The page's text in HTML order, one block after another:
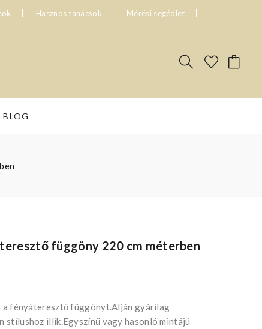
Hasznos tanácsok Mérési segédlet
BLOG
függöny 220 cm méterben
a fényáteresztő függönyt.Alján gyárilag
stílushoz illik.Egyszínű vagy hasonló mintájú